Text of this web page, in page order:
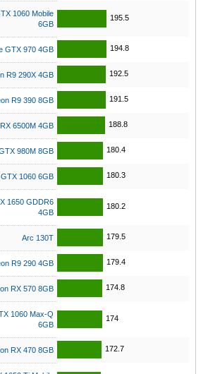
1060 Mobile
6GB
195.5
GTX 970 4GB 194.8
R9 290X 4GB 192.5
R9 390 8GB 191.5
6500M 4GB 188.8
980M 8GB 180.4
1060 6GB 180.3
1650 GDDR6
4GB
180.2
Arc 130T 179.5
R9 290 4GB 179.4
RX 570 8GB 174.8
1060 Max-Q
6GB
174
RX 470 8GB 172.7